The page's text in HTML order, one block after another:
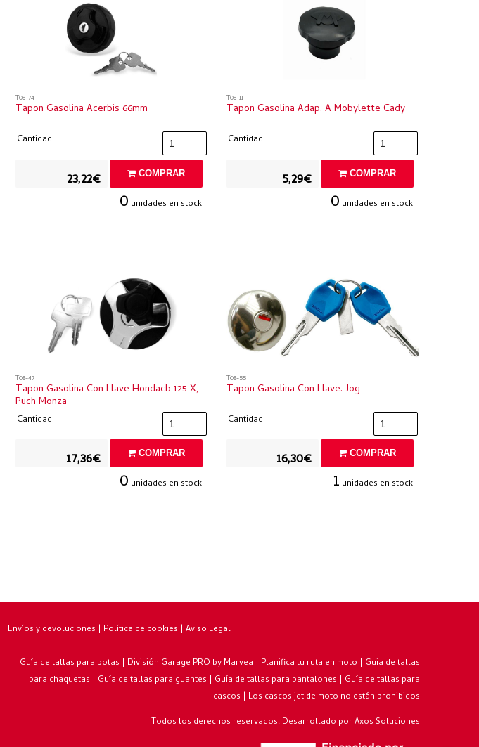
T08-74
Tapon Gasolina Acerbis 66mm
Cantidad
23,22€ COMPRAR
0 unidades en stock
T08-11
Tapon Gasolina Adap. A Mobylette Cady
Cantidad
5,29€ COMPRAR
0 unidades en stock
T08-47
Tapon Gasolina Con Llave Hondacb 125 X,
Puch Monza
Cantidad
17,36€ COMPRAR
0 unidades en stock
T08-55
Tapon Gasolina Con Llave. Jog
Cantidad
16,30€ COMPRAR
1 unidades en stock
| Envíos y devoluciones | Política de cookies | Aviso Legal
Guía de tallas para botas | División Garage PRO by Marvea | Planifica tu ruta en moto | Guia de tallas
para chaquetas | Guía de tallas para guantes | Guía de tallas para pantalones | Guía de tallas para
cascos | Los cascos jet de moto no están prohibidos
Todos los derechos reservados. Desarrollado porAxos Soluciones